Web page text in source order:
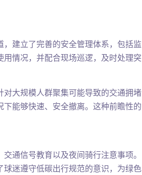
建立了完善的安全管理体系，包括监
情况，并配合现场巡逻，及时处理突
大规模人群聚集可能导致的交通拥堵
能够快速、安全撤离。这种前瞻性的
通信号教育以及夜间骑行注意事项。
迷遵守低碳出行规范的意识，为绿色